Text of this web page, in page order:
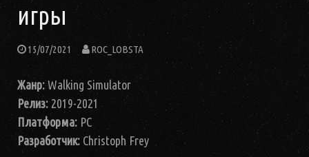
игры
15/07/2021 ROC_LOBSTA
Жанр:Walking Simulator
Релиз: 2019-2021
Платформа: PC
Разработчик:Christoph Frey